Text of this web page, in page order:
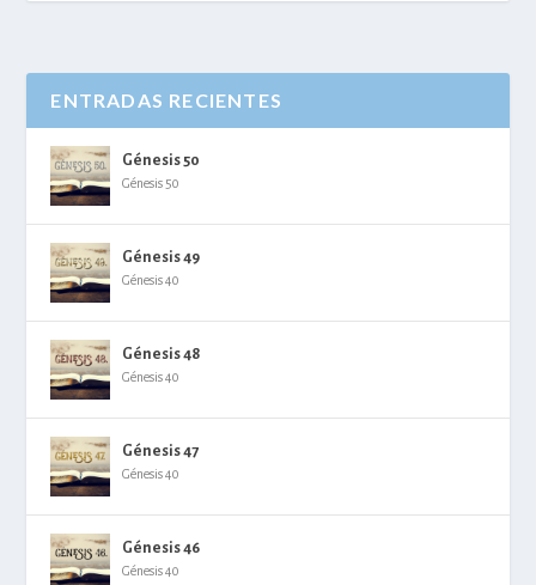
ENTRADAS RECIENTES
Génesis 50
Génesis 50
Génesis 49
Génesis 40
Génesis 48
Génesis 40
Génesis 47
Génesis 40
Génesis 46
Génesis 40